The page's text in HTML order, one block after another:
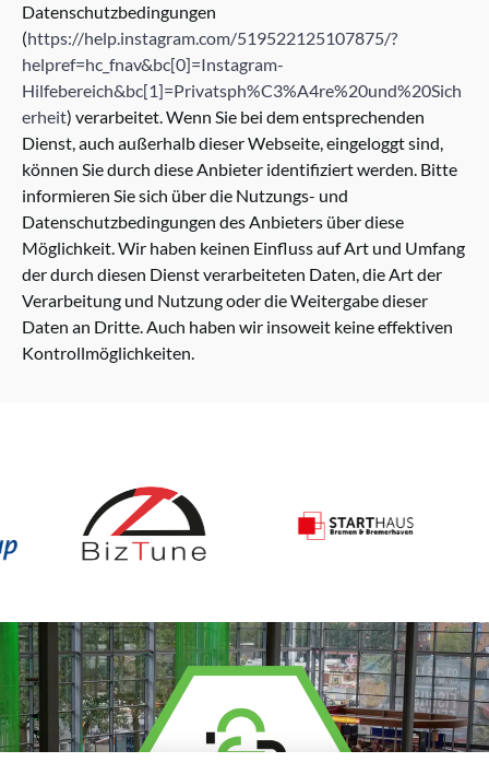
Datenschutzbedingungen
(https://help.instagram.com/519522125107875/?
helpref=hc_fnav&bc[0]=Instagram-
Hilfebereich&bc[1]=Privatsph%C3%A4re%20und%20Sich
erheit) verarbeitet. Wenn Sie bei dem entsprechenden
Dienst, auch außerhalb dieser Webseite, eingeloggt sind,
können Sie durch diese Anbieter identifiziert werden. Bitte
informieren Sie sich über die Nutzungs- und
Datenschutzbedingungen des Anbieters über diese
Möglichkeit. Wir haben keinen Einfluss auf Art und Umfang
der durch diesen Dienst verarbeiteten Daten, die Art der
Verarbeitung und Nutzung oder die Weitergabe dieser
Daten an Dritte. Auch haben wir insoweit keine effektiven
Kontrollmöglichkeiten.